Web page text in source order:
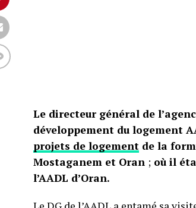
Le directeur général de
développement du logement
projets de logement de la
Mostaganem et Oran ; où il
l’AADL d’Oran.